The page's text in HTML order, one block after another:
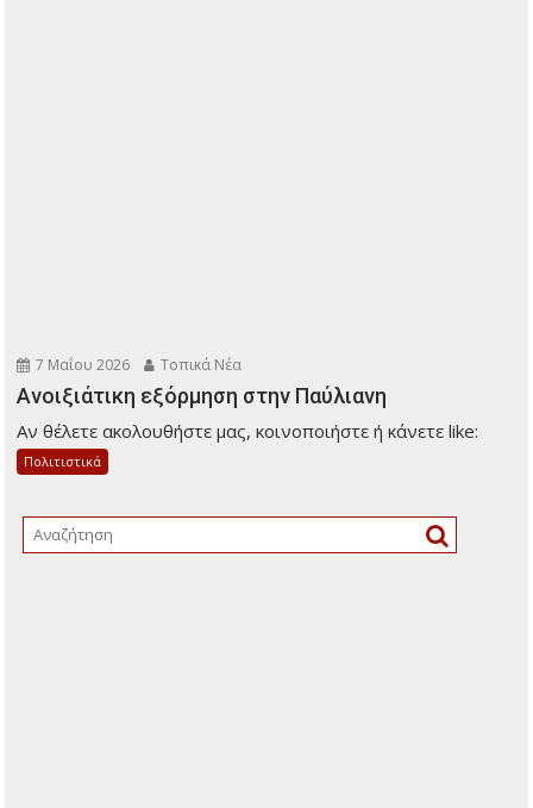
7 Μαΐου 2026 Τοπικά Νέα
Ανοιξιάτικη εξόρμηση στην Παύλιανη
Αν θέλετε ακολουθήστε μας, κοινοποιήστε ή κάνετε like:
Πολιτιστικά